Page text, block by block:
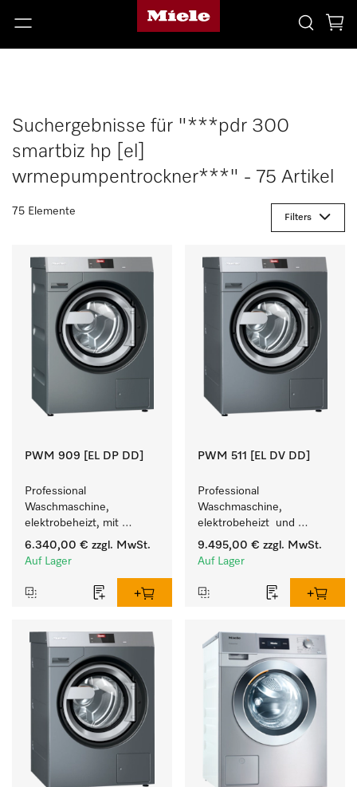
Suchergebnisse für "***pdr 300
smartbiz hp [el]
wrmepumpentrockner***" - 75 Artikel
75 Elemente
Filters
PWM 909 [EL DP DD]
Professional
Waschmaschine,
elektrobeheizt, mit
Ablaufpumpe  und
Waschmitteleinspülkasten,
programmierbar.
6.340,00 € zzgl. MwSt.
Auf Lager
PWM 511 [EL DV DD]
Professional
Waschmaschine,
elektrobeheizt  und
Waschmitteleinspülkasten,
M Touch Pro.
9.495,00 € zzgl. MwSt.
Auf Lager